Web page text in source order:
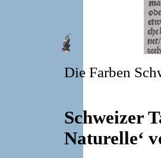
Die Farben
Schweizer
Naturelle‘